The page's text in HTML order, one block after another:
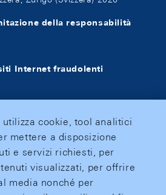
della responsabilità
Internet fraudolenti
cookie, tool analitici
mettere a disposizione
e servizi richiesti, per
visualizzati, per offrire
media nonché per